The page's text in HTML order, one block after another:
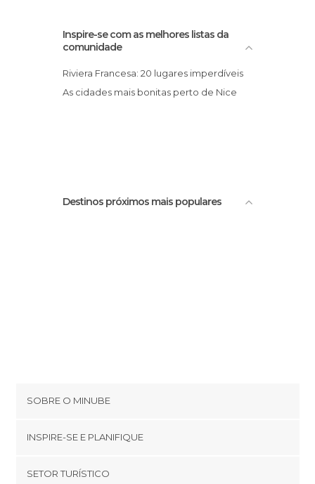
Ruas em Niza
Sítios insólitos em Niza
Teatros em Niza
Inspire-se com as melhores listas da
comunidade
Riviera Francesa: 20 lugares imperdíveis
As cidades mais bonitas perto de Nice
Destinos próximos mais populares
SOBRE O MINUBE
Términos e Condições
INSPIRE-SE E PLANIFIQUE
footer@item_discovertips_anchor
SETOR TURÍSTICO